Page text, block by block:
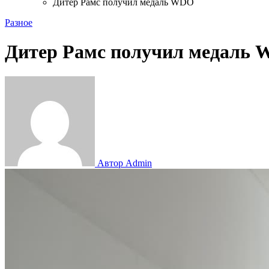
Разное
Дитер Рамс получил медаль
Автор Admin